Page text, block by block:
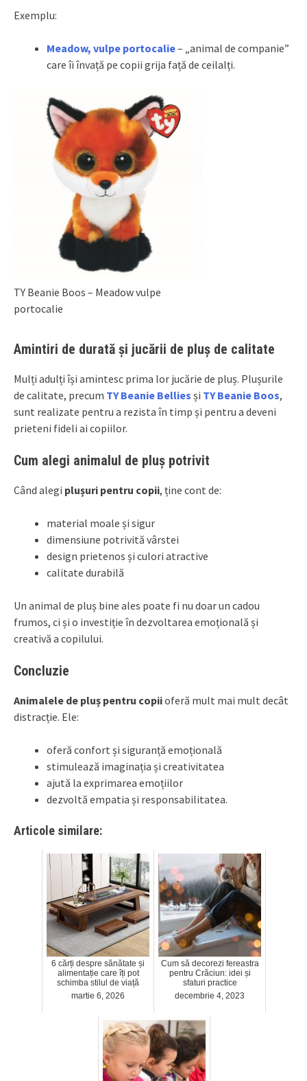
Exemplu:
Meadow, vulpe portocalie– „animal de companie”
care îi învață pe copii grija față de ceilalți.
TY Beanie Boos – Meadow vulpe
portocalie
Amintiri de durată și jucării de pluș de calitate
Mulți adulți își amintesc prima lor jucărie de pluș. Plușurile
de calitate, precum TY Beanie Bellies și TY Beanie Boos,
sunt realizate pentru a rezista în timp și pentru a deveni
prieteni fideli ai copiilor.
Cum alegi animalul de pluș potrivit
Când alegi plușuri pentru copii, ține cont de:
material moale și sigur
dimensiune potrivită vârstei
design prietenos și culori atractive
calitate durabilă
Un animal de pluș bine ales poate fi nu doar un cadou
frumos, ci și o investiție în dezvoltarea emoțională și
creativă a copilului.
Concluzie
Animalele de pluș pentru copiioferă mult mai mult decât
distracție. Ele:
oferă confort și siguranță emoțională
stimulează imaginația și creativitatea
ajută la exprimarea emoțiilor
dezvoltă empatia și responsabilitatea.
Articole similare:
6 cărți despre sănătate și
alimentație care îți pot
schimba stilul de viață
martie 6, 2026
Cum să decorezi fereastra
pentru Crăciun: idei și
sfaturi practice
decembrie 4, 2023